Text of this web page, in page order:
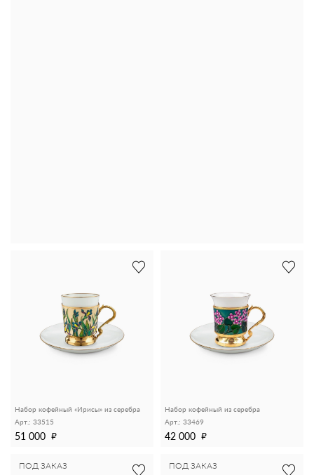
Набор кофейный «Ирисы» из серебра
Арт.: 33515
51 000
Набор кофейный из серебра
Арт.: 33469
42 000
ПОД ЗАКАЗ ПОД ЗАКАЗ